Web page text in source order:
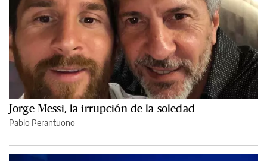
Jorge Messi, la irrupción de la soledad
Pablo Perantuono